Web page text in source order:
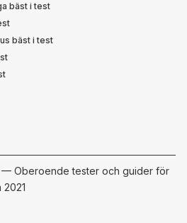
bäst i test
bäst i test
Oberoende tester och guider för